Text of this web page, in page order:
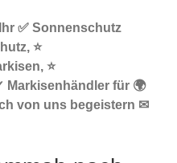
✅ Sonnenschutz
⭐
⭐
Markisenhändler für 🌍
von uns begeistern ✉